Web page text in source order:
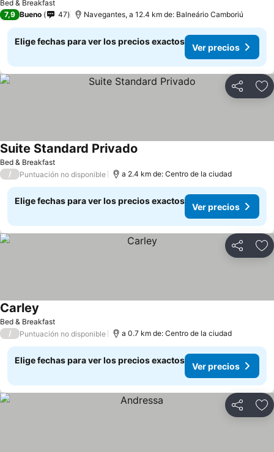
Bed & Breakfast
7,9 Bueno 47 Navegantes, a 12.4 km de: Balneário Camboriú
Elige fechas para ver los precios exactos
Ver precios
Compartir
Bed & Breakfast
Suite Standard Privado
/ Puntuación no disponible a 2.4 km de: Centro de la ciudad
Elige fechas para ver los precios exactos
Ver precios
Compartir
Bed & Breakfast
Carley
/ Puntuación no disponible a 0.7 km de: Centro de la ciudad
Elige fechas para ver los precios exactos
Ver precios
Compartir